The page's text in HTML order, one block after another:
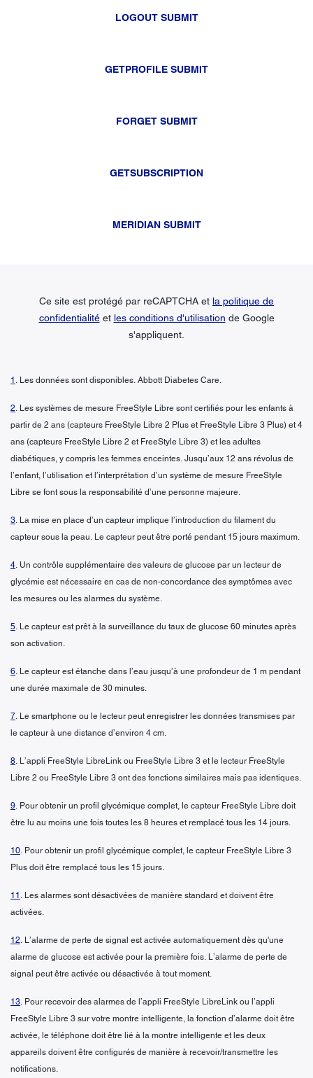
LOGOUT SUBMIT
GETPROFILE SUBMIT
FORGET SUBMIT
GETSUBSCRIPTION
MERIDIAN SUBMIT
Ce site est protégé par reCAPTCHA et la politique de
confidentialitéet les conditions d'utilisation de Google
s'appliquent.
1 . Les données sont disponibles. Abbott Diabetes Care.
2. Les systèmes de mesure FreeStyle Libre sont certifiés pour les enfants à
partir de 2 ans (capteurs FreeStyle Libre 2 Plus et FreeStyle Libre 3 Plus) et 4
ans (capteurs FreeStyle Libre 2 et FreeStyle Libre 3) et les adultes
diabétiques, y compris les femmes enceintes. Jusqu’aux 12 ans révolus de
l’enfant, l’utilisation et l’interprétation d’un système de mesure FreeStyle
Libre se font sous la responsabilité d’une personne majeure.
3. La mise en place d’un capteur implique l’introduction du filament du
capteur sous la peau. Le capteur peut être porté pendant 15 jours maximum.
4. Un contrôle supplémentaire des valeurs de glucose par un lecteur de
glycémie est nécessaire en cas de non-concordance des symptômes avec
les mesures ou les alarmes du système.
5. Le capteur est prêt à la surveillance du taux de glucose 60 minutes après
son activation.
6. Le capteur est étanche dans l’eau jusqu’à une profondeur de 1 m pendant
une durée maximale de 30 minutes.
7. Le smartphone ou le lecteur peut enregistrer les données transmises par
le capteur à une distance d’environ 4 cm.
8. L’appli FreeStyle LibreLink ou FreeStyle Libre 3 et le lecteur FreeStyle
Libre 2 ou FreeStyle Libre 3 ont des fonctions similaires mais pas identiques.
9. Pour obtenir un profil glycémique complet, le capteur FreeStyle Libre doit
être lu au moins une fois toutes les 8 heures et remplacé tous les 14 jours.
10. Pour obtenir un profil glycémique complet, le capteur FreeStyle Libre 3
Plus doit être remplacé tous les 15 jours.
11 . Les alarmes sont désactivées de manière standard et doivent être
activées.
12. L’alarme de perte de signal est activée automatiquement dès qu'une
alarme de glucose est activée pour la première fois. L’alarme de perte de
signal peut être activée ou désactivée à tout moment.
13. Pour recevoir des alarmes de l’appli FreeStyle LibreLink ou l’appli
FreeStyle Libre 3 sur votre montre intelligente, la fonction d’alarme doit être
activée, le téléphone doit être lié à la montre intelligente et les deux
appareils doivent être configurés de manière à recevoir/transmettre les
notifications.